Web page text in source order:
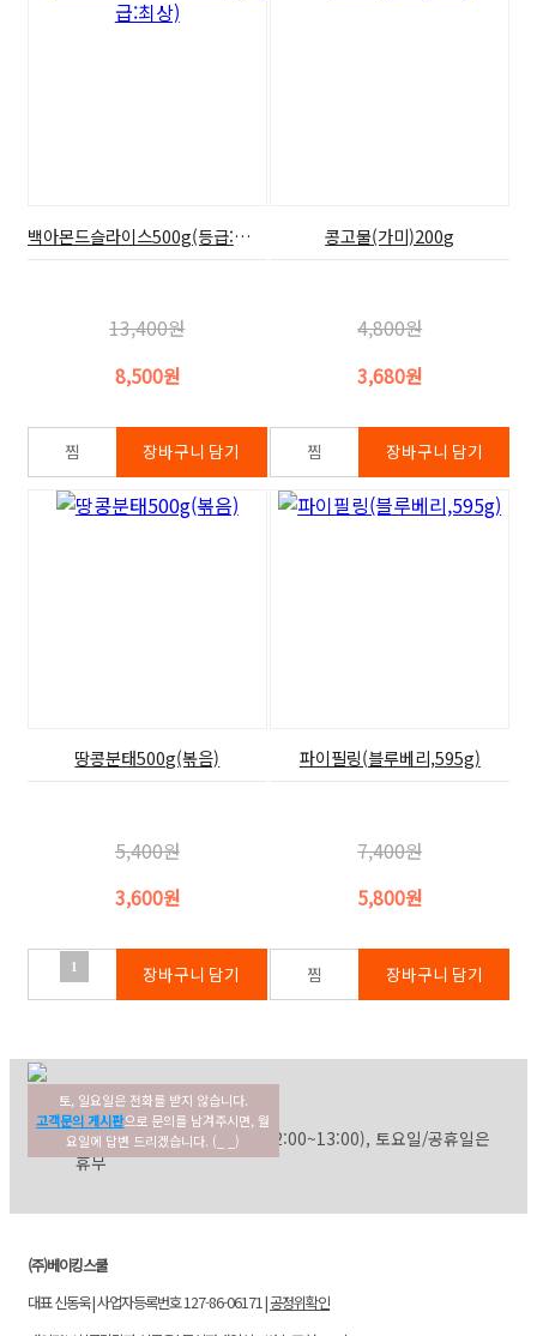
백아몬드슬라이스500g(등급:최상)
13,400원
8,500원
콩고물(가미)200g
4,800원
3,680원
땅콩분태500g(볶음)
5,400원
3,600원
파이필링(블루베리,595g)
7,400원
5,800원
1
토, 일요일은 전화를 받지 않습니다.
고객문의 게시판으로 문의를 남겨주시면, 월
요일에 답변 드리겠습니다. (_ _)
고객센터 02-354-3022
평일: 09:30~17:30 (점심: 12:00~13:00), 토요일/공휴일은
휴무
(주)베이킹스쿨
대표 신동욱 | 사업자등록번호 127-86-06171 |공정위확인